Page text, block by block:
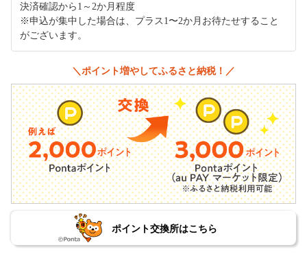
決済確認から1～2か月程度
※申込が集中した場合は、プラス1〜2か月お待たせすること
がございます。
＼ポイント増やしてふるさと納税！／
ポイント交換所はこちら